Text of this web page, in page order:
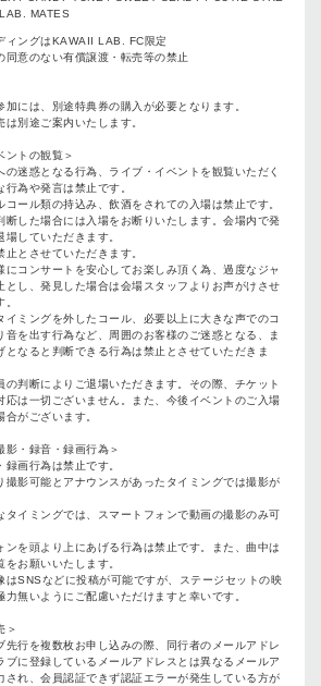
MATES
ィングはKAWAII LAB. FC限定
意のない有償譲渡・転売等の禁止
加には、別途特典券の購入が必要となります。
は別途ご案内いたします。
ントの観覧＞
の迷惑となる行為、ライブ・イベントを観覧いただく
行為や発言は禁止です。
コール類の持込み、飲酒をされての入場は禁止です。
断した場合には入場をお断りいたします。会場内で発
場していただきます。
止とさせていただきます。
にコンサートを安心してお楽しみ頂く為、過度なジャ
とし、発見した場合は会場スタッフよりお声がけさせ
イミングを外したコール、必要以上に大きな声でのコ
音を出す行為など、周囲のお客様のご迷惑となる、ま
となると判断できる行為は禁止とさせていただきま
の判断によりご退場いただきます。その際、チケット
応は一切ございません。また、今後イベントのご入場
合がございます。
影・録音・録画行為＞
録画行為は禁止です。
撮影可能とアナウンスがあったタイミングでは撮影が
タイミングでは、スマートフォンで動画の撮影のみ可
ンを頭より上にあげる行為は禁止です。また、曲中は
をお願いいたします。
はSNSなどに投稿が可能ですが、ステージセットの映
力無いようにご配慮いただけますと幸いです。
＞
先行を複数枚お申し込みの際、同行者のメールアドレ
ブに登録しているメールアドレスとは異なるメールア
され、会員認証できず認証エラーが発生している方が